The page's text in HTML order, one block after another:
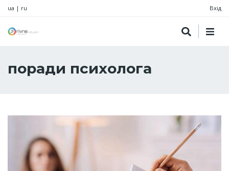
ua | ru Вхід
поради психолога